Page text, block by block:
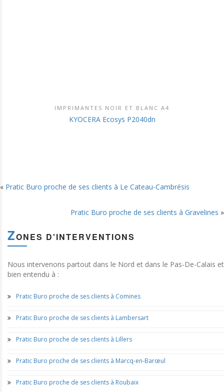
DÉCOUVRIR CE PRODUIT
IMPRIMANTES NOIR ET BLANC A4
KYOCERA Ecosys P2040dn
« Pratic Buro proche de ses clients à Le Cateau-Cambrésis
Pratic Buro proche de ses clients à Gravelines »
ZONES D'INTERVENTIONS
Nous intervenons partout dans le Nord et dans le Pas-De-Calais et
bien entendu à :
Pratic Buro proche de ses clients à Comines
Pratic Buro proche de ses clients à Lambersart
Pratic Buro proche de ses clients à Lillers
Pratic Buro proche de ses clients à Marcq-en-Barœul
Pratic Buro proche de ses clients à Roubaix